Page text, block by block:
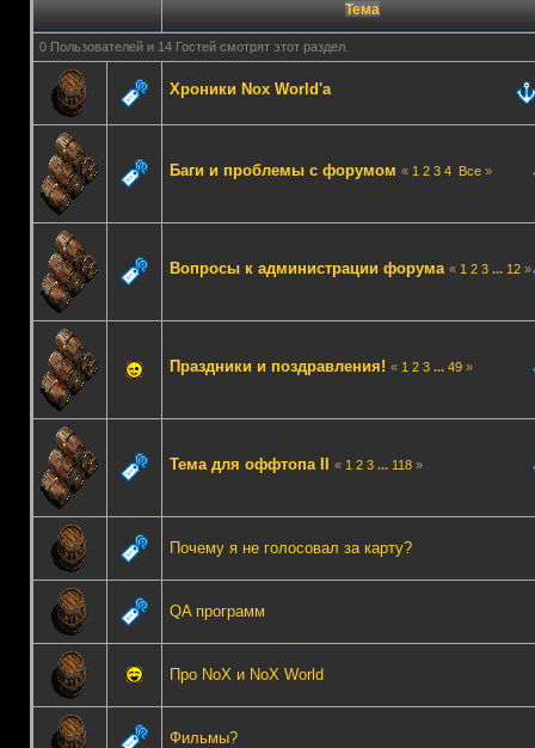
Тема
0 Пользователей и 14 Гостей смотрят этот раздел.
Хроники Nox World'a
Баги и проблемы с форумом « 1 2 3 4 Все»
Вопросы к администрации форума « 1 2 3 ... 12»
Праздники и поздравления! « 1 2 3 ... 49»
Тема для оффтопа II « 1 2 3 ... 118»
Почему я не голосовал за карту?
QA программ
Про NoX и NoX World
Фильмы?